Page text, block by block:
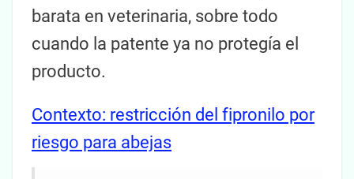
barata en veterinaria, sobre todo
cuando la patente ya no protegía el
producto.
Contexto: restricción del fipronilo por
riesgo para abejas